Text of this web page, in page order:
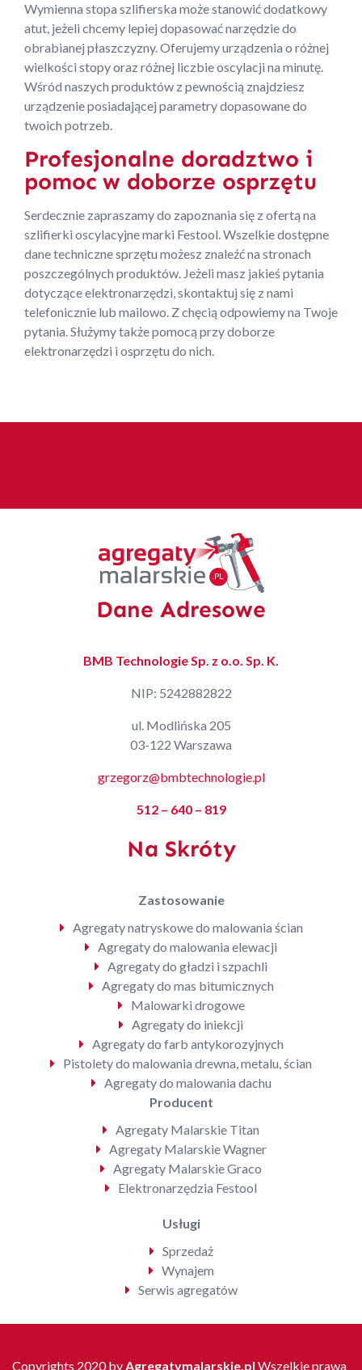
Wymienna stopa szlifierska może stanowić dodatkowy
atut, jeżeli chcemy lepiej dopasować narzędzie do
obrabianej płaszczyzny. Oferujemy urządzenia o różnej
wielkości stopy oraz różnej liczbie oscylacji na minutę.
Wśród naszych produktów z pewnością znajdziesz
urządzenie posiadającej parametry dopasowane do
twoich potrzeb.
Profesjonalne doradztwo i
pomoc w doborze osprzętu
Serdecznie zapraszamy do zapoznania się z ofertą na
szlifierki oscylacyjne marki Festool. Wszelkie dostępne
dane techniczne sprzętu możesz znaleźć na stronach
poszczególnych produktów. Jeżeli masz jakieś pytania
dotyczące elektronarzędzi, skontaktuj się z nami
telefonicznie lub mailowo. Z chęcią odpowiemy na Twoje
pytania. Służymy także pomocą przy doborze
elektronarzędzi i osprzętu do nich.
Dane Adresowe
BMB Technologie Sp. z o.o. Sp. K.
NIP: 5242882822
ul. Modlińska 205
03-122 Warszawa
grzegorz@bmbtechnologie.pl
512 – 640 – 819
Na Skróty
Zastosowanie
Agregaty natryskowe do malowania ścian
Agregaty do malowania elewacji
Agregaty do gładzi i szpachli
Agregaty do mas bitumicznych
Malowarki drogowe
Agregaty do iniekcji
Agregaty do farb antykorozyjnych
Pistolety do malowania drewna, metalu, ścian
Agregaty do malowania dachu
Producent
Agregaty Malarskie Titan
Agregaty Malarskie Wagner
Agregaty Malarskie Graco
Elektronarzędzia Festool
Usługi
Sprzedaż
Wynajem
Serwis agregatów
Copyrights 2020 byAgregatymalarskie.pl Wszelkie prawa